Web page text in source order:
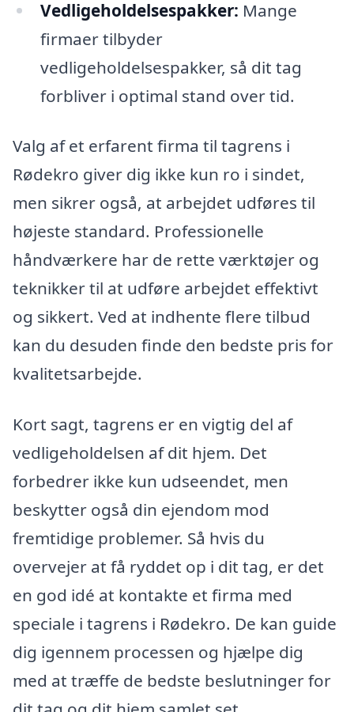
Vedligeholdelsespakker: Mange
firmaer tilbyder
vedligeholdelsespakker, så dit tag
forbliver i optimal stand over tid.
Valg af et erfarent firma til tagrens i
Rødekro giver dig ikke kun ro i sindet,
men sikrer også, at arbejdet udføres til
højeste standard. Professionelle
håndværkere har de rette værktøjer og
teknikker til at udføre arbejdet effektivt
og sikkert. Ved at indhente flere tilbud
kan du desuden finde den bedste pris for
kvalitetsarbejde.
Kort sagt, tagrens er en vigtig del af
vedligeholdelsen af dit hjem. Det
forbedrer ikke kun udseendet, men
beskytter også din ejendom mod
fremtidige problemer. Så hvis du
overvejer at få ryddet op i dit tag, er det
en god idé at kontakte et firma med
speciale i tagrens i Rødekro. De kan guide
dig igennem processen og hjælpe dig
med at træffe de bedste beslutninger for